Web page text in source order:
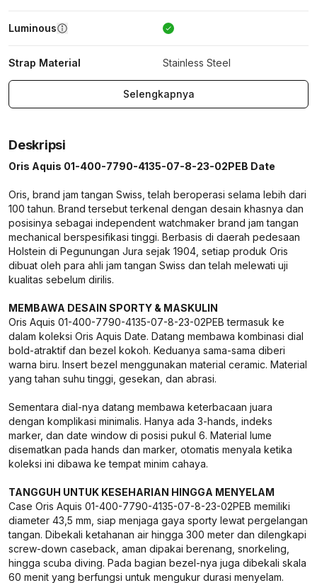
Luminous
Strap Material Stainless Steel
Selengkapnya
Deskripsi
Oris Aquis 01-400-7790-4135-07-8-23-02PEB Date
Oris, brand jam tangan Swiss, telah beroperasi selama lebih dari
100 tahun. Brand tersebut terkenal dengan desain khasnya dan
posisinya sebagai independent watchmaker brand jam tangan
mechanical berspesifikasi tinggi. Berbasis di daerah pedesaan
Holstein di Pegunungan Jura sejak 1904, setiap produk Oris
dibuat oleh para ahli jam tangan Swiss dan telah melewati uji
kualitas sebelum dirilis.
MEMBAWA DESAIN SPORTY & MASKULIN
Oris Aquis 01-400-7790-4135-07-8-23-02PEB termasuk ke
dalam koleksi Oris Aquis Date. Datang membawa kombinasi dial
bold-atraktif dan bezel kokoh. Keduanya sama-sama diberi
warna biru. Insert bezel menggunakan material ceramic. Material
yang tahan suhu tinggi, gesekan, dan abrasi.
Sementara dial-nya datang membawa keterbacaan juara
dengan komplikasi minimalis. Hanya ada 3-hands, indeks
marker, dan date window di posisi pukul 6. Material lume
disematkan pada hands dan marker, otomatis menyala ketika
koleksi ini dibawa ke tempat minim cahaya.
TANGGUH UNTUK KESEHARIAN HINGGA MENYELAM
Case Oris Aquis 01-400-7790-4135-07-8-23-02PEB memiliki
diameter 43,5 mm, siap menjaga gaya sporty lewat pergelangan
tangan. Dibekali ketahanan air hingga 300 meter dan dilengkapi
screw-down caseback, aman dipakai berenang, snorkeling,
hingga scuba diving. Pada bagian bezel-nya juga dibekali skala
60 menit yang berfungsi untuk mengukur durasi menyelam.